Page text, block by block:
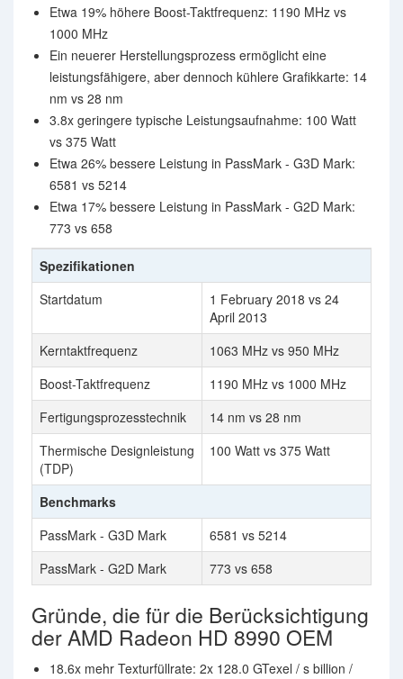
Etwa 19% höhere Boost-Taktfrequenz: 1190 MHz vs
1000 MHz
Ein neuerer Herstellungsprozess ermöglicht eine
leistungsfähigere, aber dennoch kühlere Grafikkarte: 14
nm vs 28 nm
3.8x geringere typische Leistungsaufnahme: 100 Watt
vs 375 Watt
Etwa 26% bessere Leistung in PassMark - G3D Mark:
6581 vs 5214
Etwa 17% bessere Leistung in PassMark - G2D Mark:
773 vs 658
Spezifikationen
Startdatum
1 February 2018 vs 24
April 2013
Kerntaktfrequenz
1063 MHz vs 950 MHz
Boost-Taktfrequenz
1190 MHz vs 1000 MHz
Fertigungsprozesstechnik
14 nm vs 28 nm
Thermische Designleistung
(TDP)
100 Watt vs 375 Watt
Benchmarks
PassMark - G3D Mark
6581 vs 5214
PassMark - G2D Mark
773 vs 658
Gründe, die für die Berücksichtigung
der AMD Radeon HD 8990 OEM
18.6x mehr Texturfüllrate: 2x 128.0 GTexel / s billion /